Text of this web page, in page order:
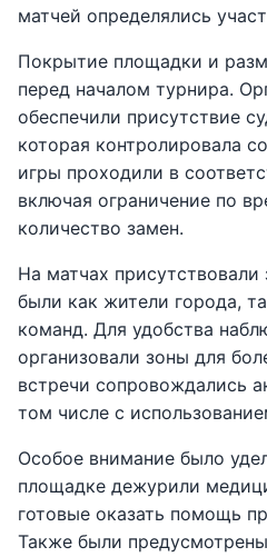
матчей определялись
Покрытие площадки и
перед началом турнира.
обеспечили присутствие
которая контролировала
игры проходили в
включая ограничение по
количество замен.
На матчах
были как жители города,
команд. Для удобства
организовали зоны для
встречи сопровождались
том числе с
Особое внимание было
площадке дежурили
готовые оказать помощь
Также были